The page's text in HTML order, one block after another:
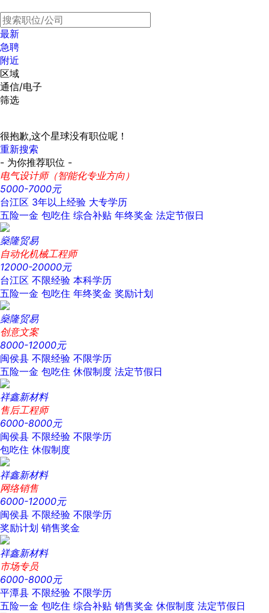
最新
急聘
附近
区域
通信/电子
筛选
很抱歉,这个星球没有职位呢！
重新搜索
- 为你推荐职位 -
电气设计师（智能化专业方向）
5000-7000元
台江区 3年以上经验 大专学历
五险一金 包吃住 综合补贴 年终奖金 法定节假日
燊隆贸易
自动化机械工程师
12000-20000元
台江区 不限经验 本科学历
五险一金 包吃住 年终奖金 奖励计划
燊隆贸易
创意文案
8000-12000元
闽侯县 不限经验 不限学历
五险一金 包吃住 休假制度 法定节假日
祥鑫新材料
售后工程师
6000-8000元
闽侯县 不限经验 不限学历
包吃住 休假制度
祥鑫新材料
网络销售
6000-12000元
闽侯县 不限经验 不限学历
奖励计划 销售奖金
祥鑫新材料
市场专员
6000-8000元
平潭县 不限经验 不限学历
五险一金 包吃住 综合补贴 销售奖金 休假制度 法定节假日